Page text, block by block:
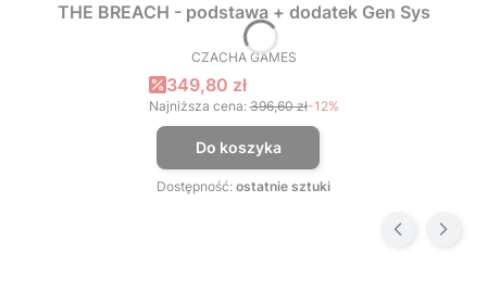
THE BREACH - podstawa + dodatek Gen Sys
PRODUCENT
CZACHA GAMES
Cena promocyjna
349,80 zł
Najniższa cena: 396,60 zł-12%
Do koszyka
Dostępność: ostatnie sztuki